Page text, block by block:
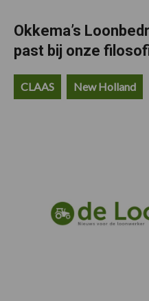
Okkema’s
past bij onze
CLAAS New Holland